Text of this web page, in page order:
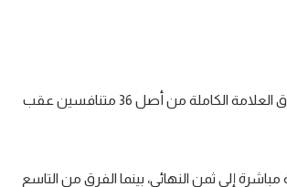
وحققت خمسة فرق العلامة الكاملة من أصل 36 متنافسين عقب
أول 8 أندية مباشرة إلى ثمن النهائي، بينما الفرق من التاسع